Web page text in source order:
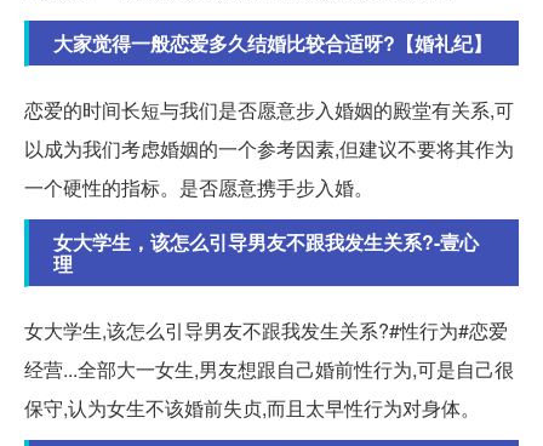
大家觉得一般恋爱多久结婚比较合适呀?【婚礼纪】
恋爱的时间长短与我们是否愿意步入婚姻的殿堂有关系,可
以成为我们考虑婚姻的一个参考因素,但建议不要将其作为
一个硬性的指标。是否愿意携手步入婚。
女大学生，该怎么引导男友不跟我发生关系?-壹心
理
女大学生,该怎么引导男友不跟我发生关系?#性行为#恋爱
经营...全部大一女生,男友想跟自己婚前性行为,可是自己很
保守,认为女生不该婚前失贞,而且太早性行为对身体。